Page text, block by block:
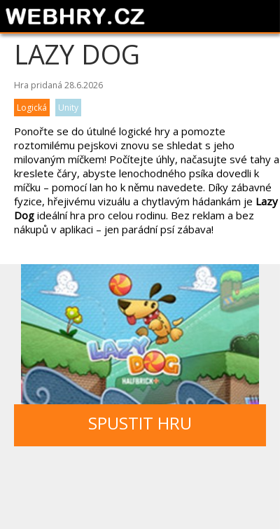
LAZY DOG
Hra pridaná 28.6.2026
Logická
Unity
Ponořte se do útulné logické hry a pomozte
roztomilému pejskovi znovu se shledat s jeho
milovaným míčkem! Počítejte úhly, načasujte své tahy a
kreslete čáry, abyste lenochodného psíka dovedli k
míčku – pomocí lan ho k němu navedete. Díky zábavné
fyzice, hřejivému vizuálu a chytlavým hádankám je Lazy
Dog ideální hra pro celou rodinu. Bez reklam a bez
nákupů v aplikaci – jen parádní psí zábava!
SPUSTIT HRU